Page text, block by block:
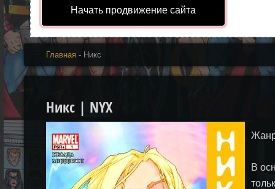
Начать продвижение сайта
Главная - Никс
Никс | NYX
В